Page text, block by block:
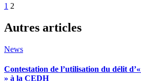
Pagination
des
publications
1 2
Autres articles
News
Contestation de l’utilisation du délit
» à la CEDH